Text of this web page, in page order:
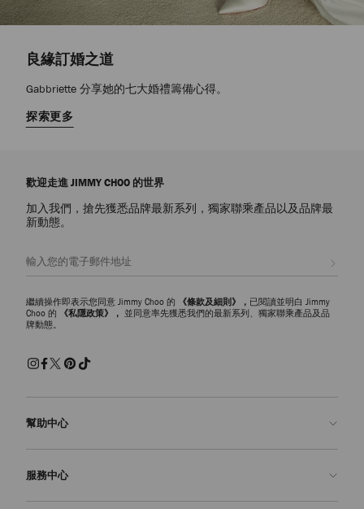
良緣訂婚之道
Gabbriette 分享她的七大婚禮籌備心得。
探索更多
歡迎走進 JIMMY CHOO 的世界
加入我們，搶先獲悉品牌最新系列，獨家聯乘產品以及品牌最
新動態。
繼續操作即表示您同意 Jimmy Choo 的 《條款及細則》， 已閱讀並明白 Jimmy
Choo 的
《私隱政策》， 並同意率先獲悉我們的最新系列、獨家聯乘產品及品
牌動態。
幫助中心
常見問題解答
服務中心